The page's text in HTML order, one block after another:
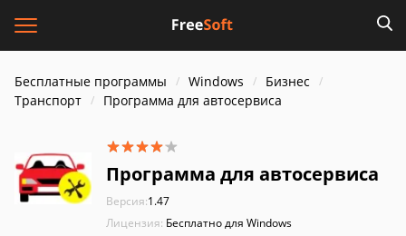
Бесплатные программы Windows
Бизнес
Транспорт
Программа для автосервиса
Программа для автосервиса
Версия:1.47
Лицензия: Бесплатно для Windows